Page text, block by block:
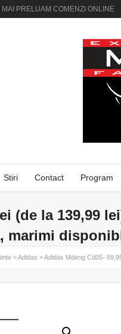
PRELUAM COMENZI ONLINE
Stiri Contact Program
(de la 139,99
marimi
>Adidas > Adidas Mdeng Cd05-